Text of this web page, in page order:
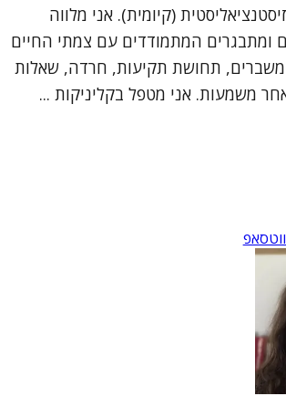
(קיומית). אני מלווה
ומתבגרים המתמודדים עם צמתי החיים
משברים, תחושת תקיעות, חרדה, שאלות
משמעות. אני מטפל בקליניקות ...